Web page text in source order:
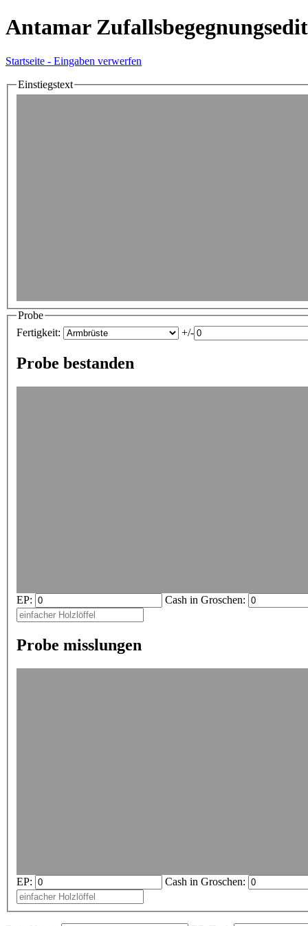
Antamar
Startseite - Eingaben verwerfen
Einstiegstext
Probe
Fertigkeit:
+/-
Probe bestanden
EP: Cash in Groschen:
Probe misslungen
EP: Cash in Groschen: